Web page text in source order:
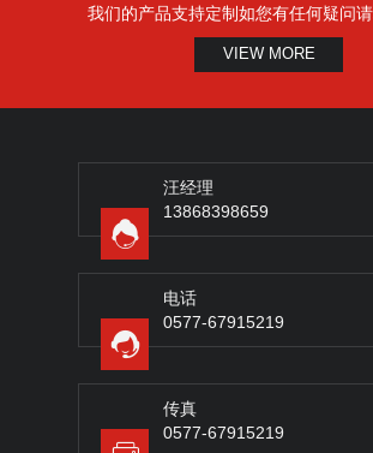
我们的产品支持定制如您有任何疑问
VIEW MORE
汪经理
13868398659
电话
0577-67915219
传真
0577-67915219